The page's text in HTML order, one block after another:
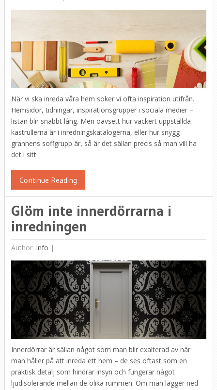
När vi ska inreda våra hem söker vi ofta inspiration utifrån.
Hemsidor, tidningar, inspirationsgrupper i sociala medier –
listan blir snabbt lång. Men oavsett hur vackert uppställda
kastrullerna är i inredningskatalogerna, eller hur snygg
grannens soffgrupp är, så är det sällan precis så man vill ha
det i sitt
Continue Reading
Glöm inte innerdörrarna i
inredningen
Author: Info |
Innerdörrar är sällan något som man blir exalterad av när
man håller på att inreda ett hem – de ses oftast som en
praktisk detalj som hindrar insyn och fungerar något
ljudisolerande mellan de olika rummen. Om man lägger ned